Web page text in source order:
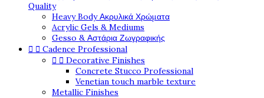
Quality
Heavy Body Ακρυλικά Χρώματα
Acrylic Gels & Mediums
Gesso & Αστάρια Ζωγραφικής
  Cadence Professional
  Decorative Finishes
Concrete Stucco Professional
Venetian touch marble texture
Metallic Finishes